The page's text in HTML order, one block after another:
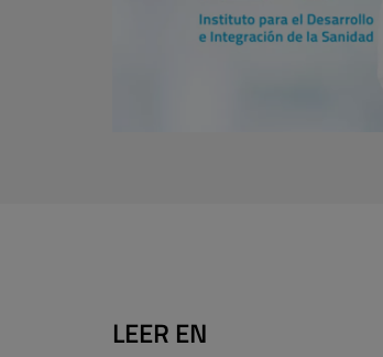
LEER EN